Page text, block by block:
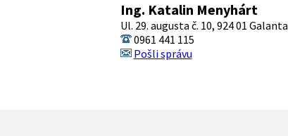
Ing. Katalin Menyhárt
Ul. 29. augusta č. 10, 924 01 Galanta
0961 441 115
Pošli správu